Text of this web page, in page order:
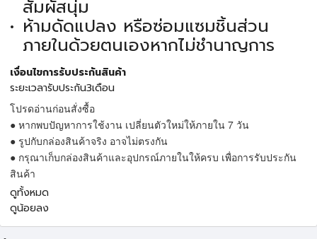
สัมผัสนุ่ม
ห้ามดัดแปลง หรือซ่อมแซมชิ้นส่วน
ภายในด้วยตนเองหากไม่ชำนาญการ
เงื่อนไขการรับประกันสินค้า
ระยะเวลารับประกัน3เดือน
โปรดอ่านก่อนสั่งซื้อ
● หากพบปัญหาการใช้งาน เปลี่ยนตัวใหม่ให้ภายใน 7 วัน
● รูปกับกล่องสินค้าจริง อาจไม่ตรงกัน
● กรุณาเก็บกล่องสินค้าและอุปกรณ์ภายในให้ครบ เพื่อการรับประกัน
สินค้า
ดูทั้งหมด
ดูน้อยลง